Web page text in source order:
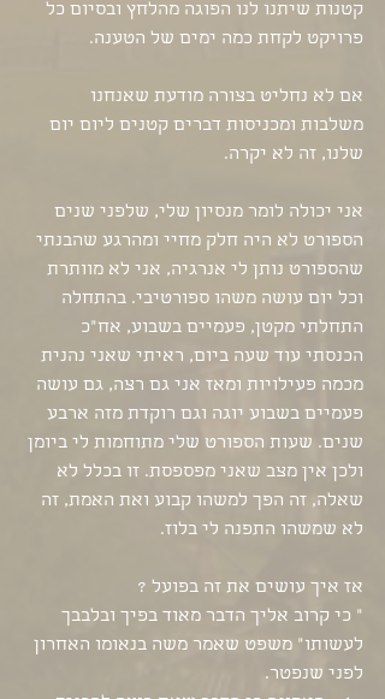
קטנות שיתנו לנו הפוגה מהלחץ ובסיום כל
פרויקט לקחת כמה ימים של הטענה.
אם לא נחליט בצורה מודעת שאנחנו
משלבות ומכניסות דברים קטנים ליום יום
שלנו, זה לא יקרה.
אני יכולה לומר מנסיון שלי, שלפני שנים
הספורט לא היה חלק מחיי ומהרגע שהבנתי
שהספורט נותן לי אנרגיה, אני לא מוותרת
וכל יום עושה משהו ספורטיבי. בהתחלה
התחלתי מקטן, פעמיים בשבוע, אח"כ
הכנסתי עוד שעה ביום, ראיתי שאני נהנית
מכמה פעילויות ומאז אני גם רצה, גם עושה
פעמיים בשבוע יוגה וגם רוקדת מזה ארבע
שנים. שעות הספורט שלי מתוחמות לי ביומן
ולכן אין מצב שאני מפספסת. זו בכלל לא
שאלה, זה הפך למשהו קבוע ואת האמת, זה
לא שמשהו התפנה לי בלוז.
אז איך עושים את זה בפועל ?
" כי קרוב אליך הדבר מאוד בפיך ובלבבך
לעשותו" משפט שאמר משה בנאומו האחרון
לפני שנפטר.